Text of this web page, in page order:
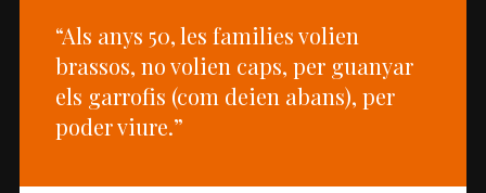
“Als anys 50, les families volien
brassos, no volien caps, per guanyar
els garrofis (com deien abans), per
poder viure.”